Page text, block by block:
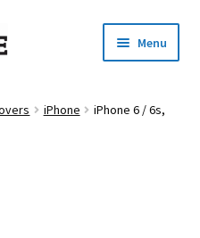
Menu
iPhone
iPhone 6 / 6s,